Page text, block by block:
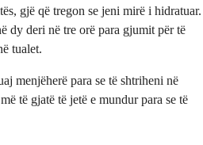
gjë që tregon se jeni mirë i hidratuar.
dy deri në tre orë para gjumit për të
tualet.
menjëherë para se të shtriheni në
të gjatë të jetë e mundur para se të